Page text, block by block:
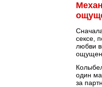
сексе,
любви
один
за